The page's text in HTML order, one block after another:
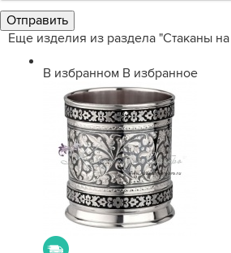
Еще изделия из раздела "Стаканы
В избранном В избранное